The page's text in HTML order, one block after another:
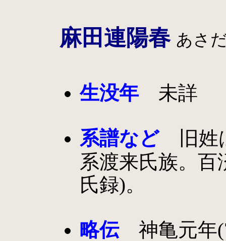
麻田連陽春 あさ
生没年未詳
系譜など旧姓
系渡来氏族。
氏録)。
略伝神亀元年